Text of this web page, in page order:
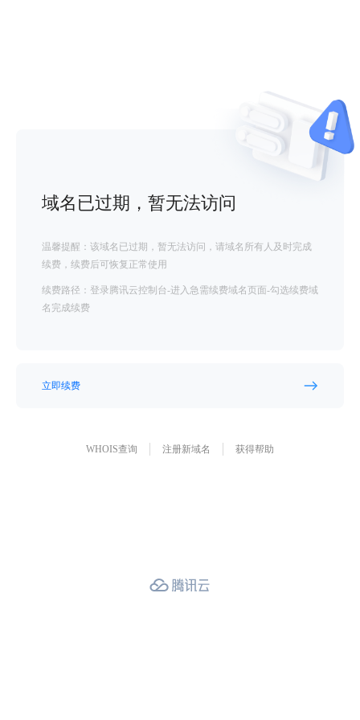
域名已过期，暂无法访问
温馨提醒：该域名已过期，暂无法访问，请域名所有人及时完成
续费，续费后可恢复正常使用
续费路径：登录腾讯云控制台-进入急需续费域名页面-勾选续费域
名完成续费
立即续费
WHOIS查询 注册新域名 获得帮助